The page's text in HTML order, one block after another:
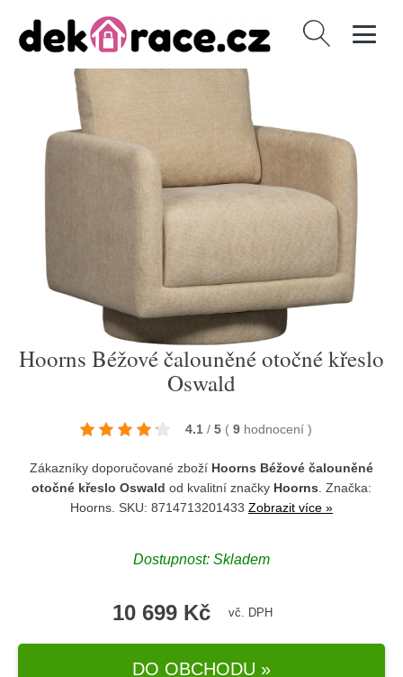
Vyhledávání
Hoorns Béžové čalouněné otočné křeslo
Oswald
4.1 / 5 ( 9 hodnocení )
Zákazníky doporučované zboží Hoorns Béžové čalouněné
otočné křeslo Oswald od kvalitní značky Hoorns . Značka:
Hoorns . SKU: 8714713201433 Zobrazit více »
Dostupnost: Skladem
10 699 Kč vč. DPH
DO OBCHODU »